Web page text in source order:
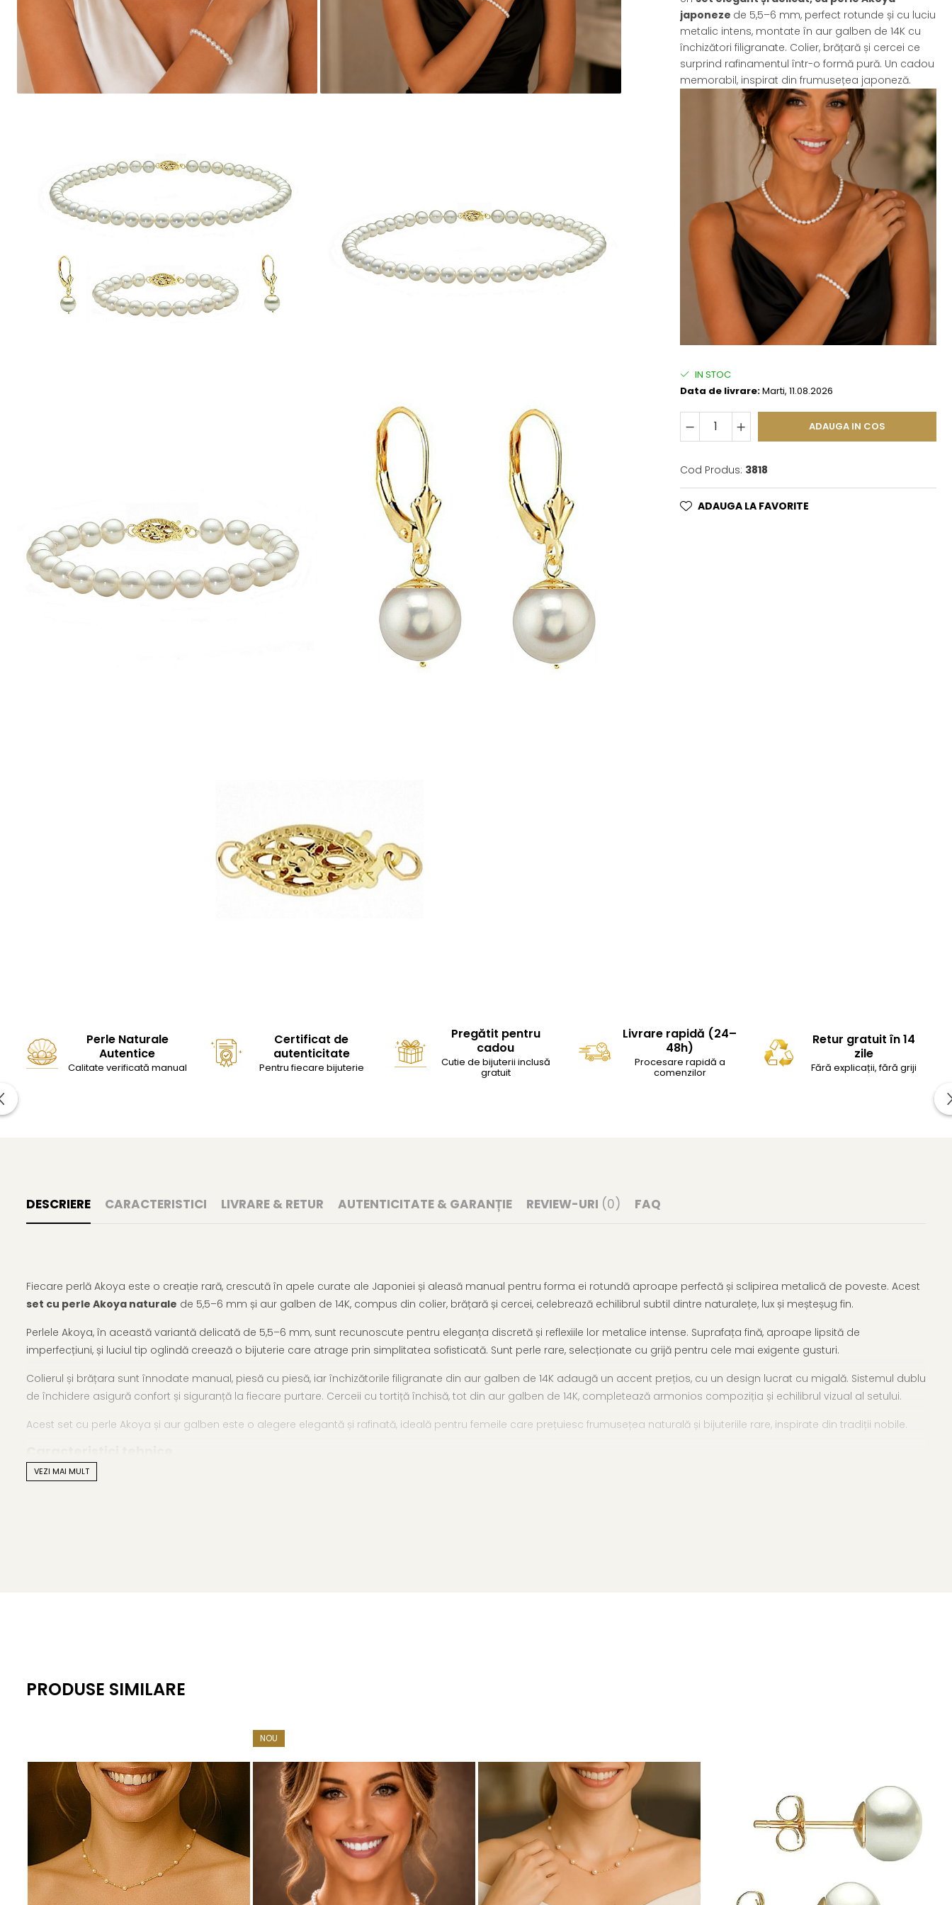
Seturi Perle cu Argint
Brățări cu Perle
Pandantive cu Perle
Brose cu Perle
japoneze de 5,5–6 mm, perfect rotunde și cu luciu
metalic intens, montate în aur galben de 14K cu
închizători filigranate. Colier, brățară și cercei ce
surprind rafinamentul într-o formă pură. Un cadou
memorabil, inspirat din frumusețea japoneză.
IN STOC
Data de livrare:Marti, 11.08.2026
ADAUGA IN COS
Cod Produs: 3818
ADAUGA LA FAVORITE
Perle Naturale
Autentice
Calitate verificată manual
Certificat de
autenticitate
Pentru fiecare bijuterie
Pregătit pentru
cadou
Cutie de bijuterii inclusă
gratuit
Livrare rapidă (24–
48h)
Procesare rapidă a
comenzilor
Retur gratuit în 14
zile
Fără explicații, fără griji
DESCRIERE CARACTERISTICI LIVRARE & RETUR AUTENTICITATE & GARANȚIE REVIEW-URI (0) FAQ
Fiecare perlă Akoya este o creație rară, crescută în apele curate ale Japoniei și aleasă manual pentru forma ei rotundă aproape perfectă și sclipirea metalică de poveste. Acest
set cu perle Akoya naturale de 5,5–6 mm și aur galben de 14K, compus din colier, brățară și cercei, celebrează echilibrul subtil dintre naturalețe, lux și meșteșug fin.
Perlele Akoya, în această variantă delicată de 5,5–6 mm, sunt recunoscute pentru eleganța discretă și reflexiile lor metalice intense. Suprafața fină, aproape lipsită de
imperfecțiuni, și luciul tip oglindă creează o bijuterie care atrage prin simplitatea sofisticată. Sunt perle rare, selecționate cu grijă pentru cele mai exigente gusturi.
Colierul și brățara sunt înnodate manual, piesă cu piesă, iar închizătorile filigranate din aur galben de 14K adaugă un accent prețios, cu un design lucrat cu migală. Sistemul dublu
de închidere asigură confort și siguranță la fiecare purtare. Cerceii cu tortiță închisă, tot din aur galben de 14K, completează armonios compoziția și echilibrul vizual al setului.
Acest set cu perle Akoya și aur galben este o alegere elegantă și rafinată, ideală pentru femeile care prețuiesc frumusețea naturală și bijuteriile rare, inspirate din tradiții nobile.
Tipul perlelor: Akoya japoneze, perle naturale de apă sărată
Greutate totală set: aprox. 25 g
Include: certificat de garanție și autenticitate
KASKADDA® este un brand european de bijuterii premium, cu marcă înregistrată în 27 de țări. Toate produsele sunt realizate din perle naturale de cultură selectate manual,
montate în metale prețioase certificate. Fiecare bijuterie cu perle este însoțită de un certificat de garanție și autenticitate care atestă proveniența naturală a perlelor.
Poartă acestset cu perle Akoyași aur galben de 14K ca pe un omagiu adus frumuseții liniștite – o bijuterie născută din lumină, finețe și noblețe.
Despre perlele Akoya:
VEZI MAI MULT
PRODUSE SIMILARE
NOU